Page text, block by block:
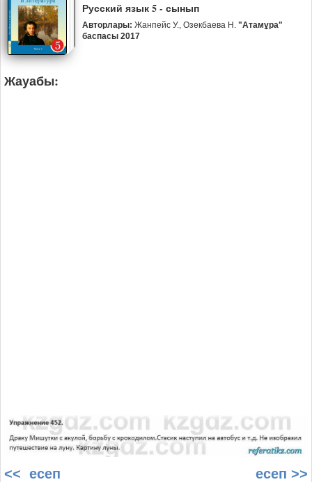
Русский язык 5 - сынып
Авторлары: Жанпейс У., Озекбаева Н. "Атамұра"
баспасы 2017
Жауабы:
<< есеп есеп >>